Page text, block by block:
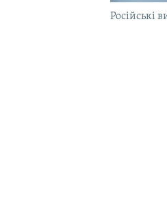
Російські